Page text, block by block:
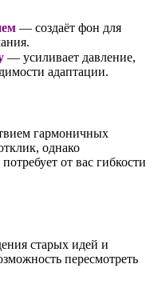
— создаёт фон для
— усиливает давление,
адаптации.
гармоничных
однако
от вас гибкости
старых идей и
пересмотреть